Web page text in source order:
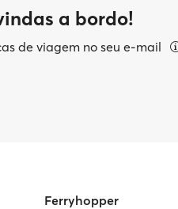
a bordo!
de viagem no seu e-mail
Ferryhopper